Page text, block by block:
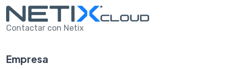
Contactar con Netix
Empresa